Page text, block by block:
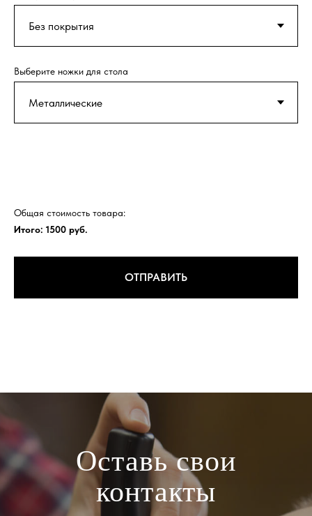
Выберите ножки для стола
Общая стоимость товара:
Итого: 1500 руб.
ОТПРАВИТЬ
Оставь свои
контакты